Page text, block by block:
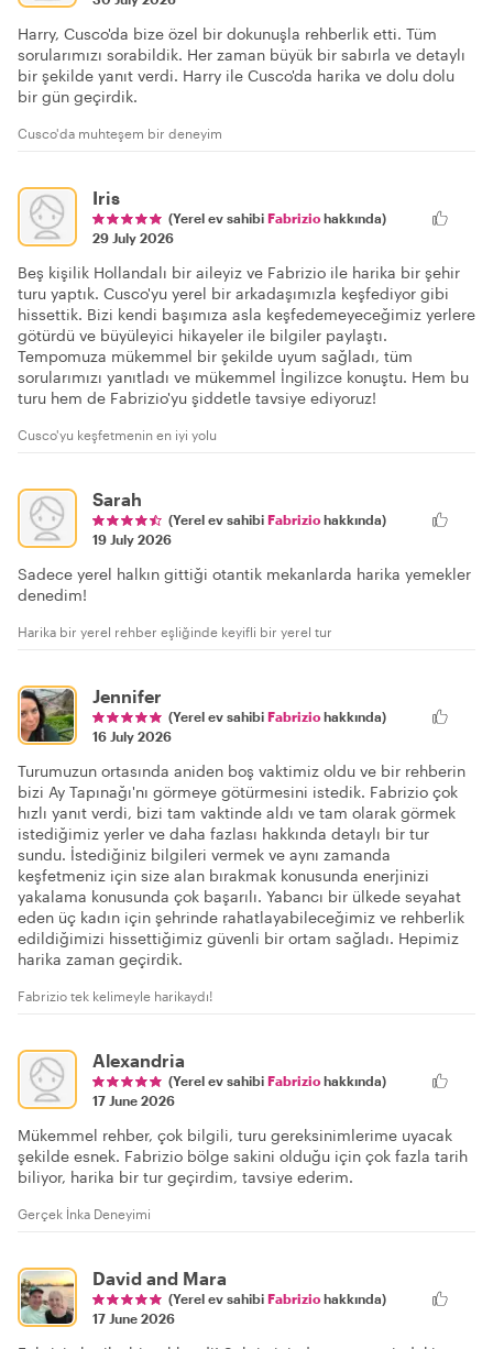
Harry, Cusco'da bize özel bir dokunuşla rehberlik etti. Tüm
sorularımızı sorabildik. Her zaman büyük bir sabırla ve detaylı
bir şekilde yanıt verdi. Harry ile Cusco'da harika ve dolu dolu
bir gün geçirdik.
Cusco'da muhteşem bir deneyim
Iris
(Yerel ev sahibi Fabrizio hakkında)
29 July 2026
Beş kişilik Hollandalı bir aileyiz ve Fabrizio ile harika bir şehir
turu yaptık. Cusco'yu yerel bir arkadaşımızla keşfediyor gibi
hissettik. Bizi kendi başımıza asla keşfedemeyeceğimiz yerlere
götürdü ve büyüleyici hikayeler ile bilgiler paylaştı.
Tempomuza mükemmel bir şekilde uyum sağladı, tüm
sorularımızı yanıtladı ve mükemmel İngilizce konuştu. Hem bu
turu hem de Fabrizio'yu şiddetle tavsiye ediyoruz!
Cusco'yu keşfetmenin en iyi yolu
Sarah
(Yerel ev sahibi Fabrizio hakkında)
19 July 2026
Sadece yerel halkın gittiği otantik mekanlarda harika yemekler
denedim!
Harika bir yerel rehber eşliğinde keyifli bir yerel tur
Jennifer
(Yerel ev sahibi Fabrizio hakkında)
16 July 2026
Turumuzun ortasında aniden boş vaktimiz oldu ve bir rehberin
bizi Ay Tapınağı'nı görmeye götürmesini istedik. Fabrizio çok
hızlı yanıt verdi, bizi tam vaktinde aldı ve tam olarak görmek
istediğimiz yerler ve daha fazlası hakkında detaylı bir tur
sundu. İstediğiniz bilgileri vermek ve aynı zamanda
keşfetmeniz için size alan bırakmak konusunda enerjinizi
yakalama konusunda çok başarılı. Yabancı bir ülkede seyahat
eden üç kadın için şehrinde rahatlayabileceğimiz ve rehberlik
edildiğimizi hissettiğimiz güvenli bir ortam sağladı. Hepimiz
harika zaman geçirdik.
Fabrizio tek kelimeyle harikaydı!
Alexandria
(Yerel ev sahibi Fabrizio hakkında)
17 June 2026
Mükemmel rehber, çok bilgili, turu gereksinimlerime uyacak
şekilde esnek. Fabrizio bölge sakini olduğu için çok fazla tarih
biliyor, harika bir tur geçirdim, tavsiye ederim.
Gerçek İnka Deneyimi
David and Mara
(Yerel ev sahibi Fabrizio hakkında)
17 June 2026